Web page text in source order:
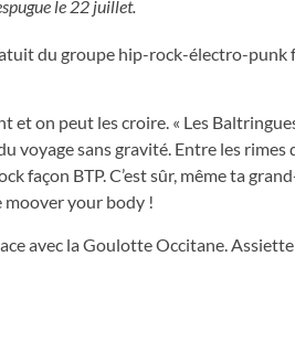
le 22 juillet.
du groupe hip-rock-électro-
et on peut les croire. « Les
sans gravité. Entre les rimes
façon BTP. C’est sûr, même ta
moover your body !
avec la Goulotte Occitane. Assiette